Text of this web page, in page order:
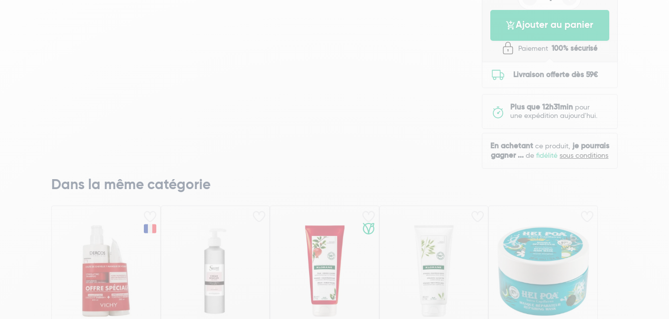
Ajouter au panier
Paiement 100% sécurisé
Livraison offerte dès 59€
Plus que 12h31minpour
une expédition aujourd'hui.
En achetantce produit, je pourrais
gagner ... defidélitésous conditions
Dans la même catégorie